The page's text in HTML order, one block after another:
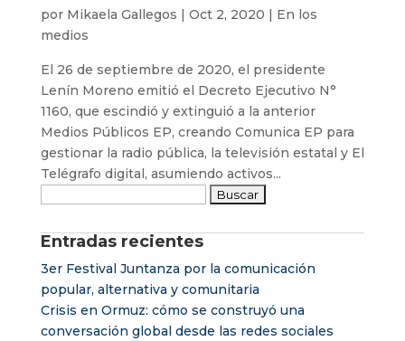
por Mikaela Gallegos Oct 2, 2020
En los
medios
El 26 de septiembre de 2020, el presidente
Lenín Moreno emitió el Decreto Ejecutivo N°
1160, que escindió y extinguió a la anterior
Medios Públicos EP, creando Comunica EP para
gestionar la radio pública, la televisión estatal y El
Telégrafo digital, asumiendo activos...
Entradas recientes
3er Festival Juntanza por la comunicación
popular, alternativa y comunitaria
Crisis en Ormuz: cómo se construyó una
conversación global desde las redes sociales